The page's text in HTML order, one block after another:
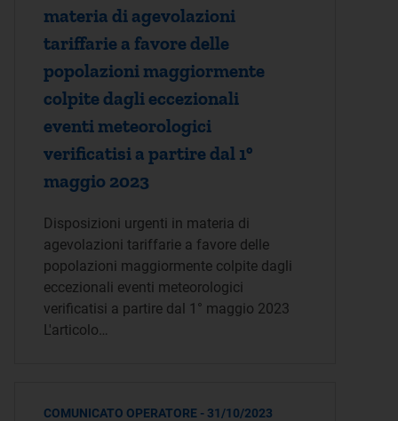
materia di agevolazioni
tariffarie a favore delle
popolazioni maggiormente
colpite dagli eccezionali
eventi meteorologici
verificatisi a partire dal 1°
maggio 2023
Disposizioni urgenti in materia di
agevolazioni tariffarie a favore delle
popolazioni maggiormente colpite dagli
eccezionali eventi meteorologici
verificatisi a partire dal 1° maggio 2023
L'articolo…
COMUNICATO OPERATORE - 31/10/2023